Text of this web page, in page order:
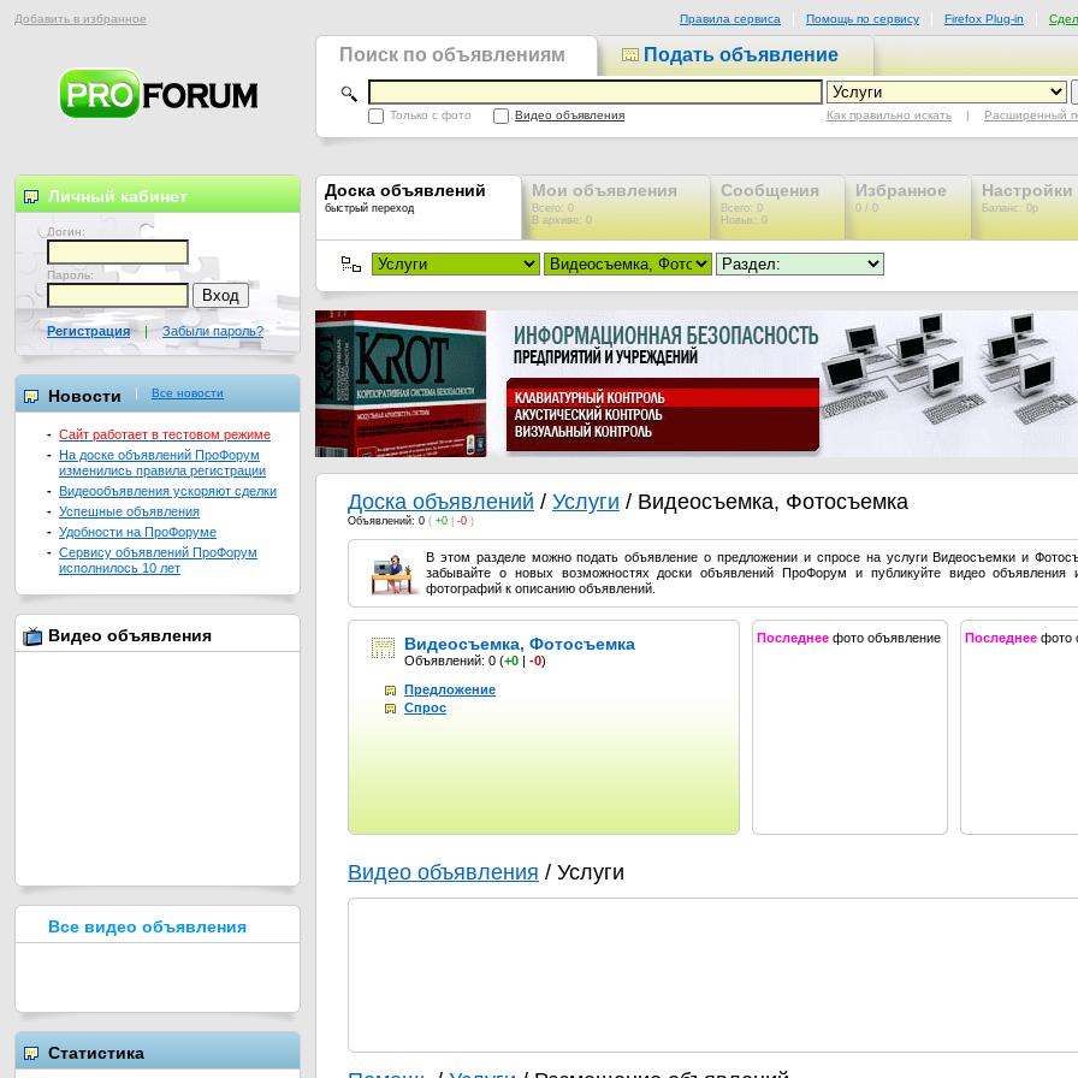
Добавить в избранное Правила сервиса Помощь по сервису Firefox Plug-in
Поиск по объявлениям Подать объявление
Только с фото Видео объявления Как правильно искать | Расширенный
Доска объявлений
быстрый переход
Мои объявления
Всего: 0
В архиве: 0
Сообщения
Всего: 0
Новых: 0
Избранное
0 / 0
Настройки
Баланс: 0р
Доска объявлений / Услуги / Видеосъемка, Фотосъемка
Объявлений: 0 ( +0 -0 )
В этом разделе можно подать объявление о предложении и спросе на услуги Видеосъемки и
забывайте о новых возможностях доски объявлений ПроФорум и публикуйте видео объявления
фотографий к описанию объявлений.
Видеосъемка, Фотосъемка
Объявлений: 0 (+0 | -0)
Предложение
Спрос
Последнее фото объявление Последнее фото
Видео объявления / Услуги
Личный кабинет
Логин:
Пароль:
Регистрация | Забыли пароль?
Новости Все новости
- Сайт работает в тестовом режиме
- На доске объявлений ПроФорум
изменились правила регистрации
- Видеообъявления ускоряют сделки
- Успешные объявления
- Удобности на ПроФоруме
- Сервису объявлений ПроФорум
исполнилось 10 лет
Видео объявления
Все видео объявления
Статистика